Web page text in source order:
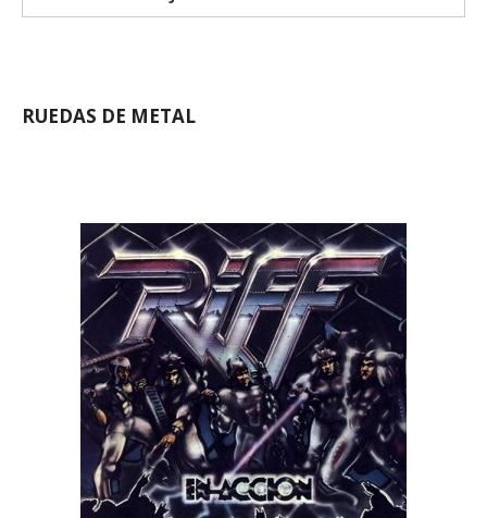
RUEDAS DE METAL